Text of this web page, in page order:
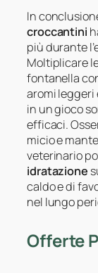
In
croccantini
più durante
Moltiplicare
fontanella
aromi leggeri
in un gioco
efficaci.
micio e
veterinario
idratazione
caldo e di
nel lungo
Offerte